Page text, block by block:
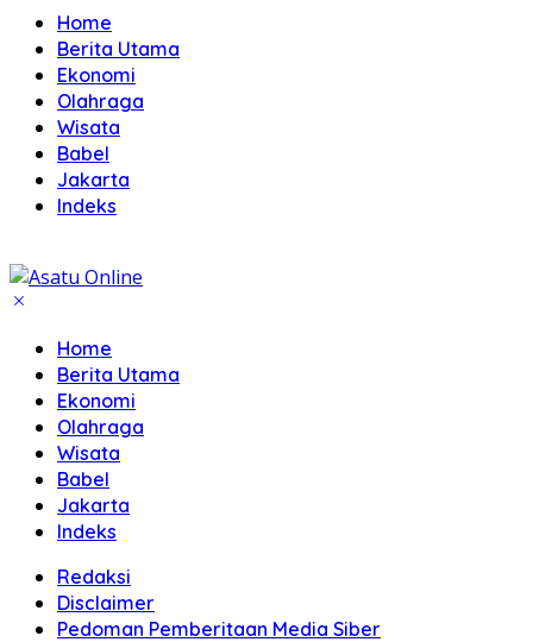
Home
Berita Utama
Ekonomi
Olahraga
Wisata
Babel
Jakarta
Indeks
Home
Berita Utama
Ekonomi
Olahraga
Wisata
Babel
Jakarta
Indeks
Redaksi
Disclaimer
Pedoman Pemberitaan Media Siber